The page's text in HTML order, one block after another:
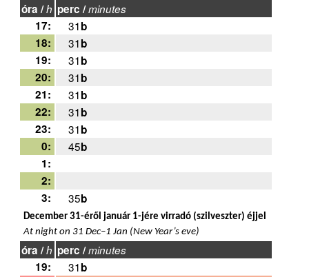
óra /h perc /minutes
17: 31b
18:
31b
19:
31b
20:
31b
21:
31b
22:
31b
23:
31b
0:
45b
1:
2:
3:
35b
December 31-éről január 1-jére virradó (szilveszter) éjjel
At night on 31 Dec–1 Jan (New Year’s eve)
óra /h perc /minutes
19: 31b